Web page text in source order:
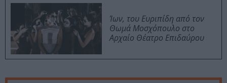
Ίων, του Ευριπίδη από τον
Θωμά Μοσχόπουλο στο
Αρχαίο Θέατρο Επιδαύρου